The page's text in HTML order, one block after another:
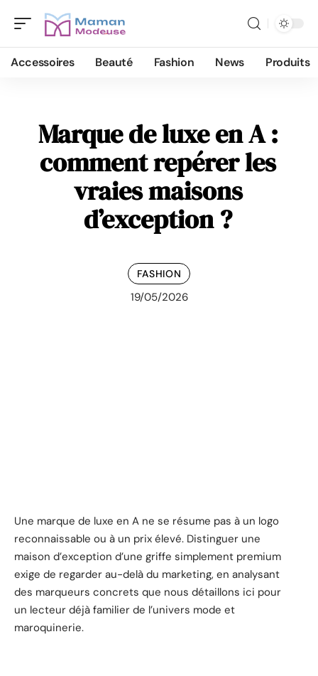
Accessoires Beauté Fashion News Produits
Marque de luxe en A :
comment repérer les
vraies maisons
d’exception ?
FASHION
19/05/2026
Une marque de luxe en A ne se résume pas à un logo
reconnaissable ou à un prix élevé. Distinguer une
maison d’exception d’une griffe simplement premium
exige de regarder au-delà du marketing, en analysant
des marqueurs concrets que nous détaillons ici pour
un lecteur déjà familier de l’univers mode et
maroquinerie.